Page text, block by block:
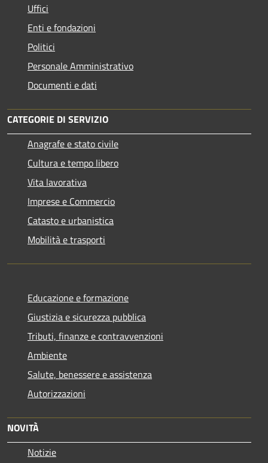
Uffici
Enti e fondazioni
Politici
Personale Amministrativo
Documenti e dati
CATEGORIE DI SERVIZIO
Anagrafe e stato civile
Cultura e tempo libero
Vita lavorativa
Imprese e Commercio
Catasto e urbanistica
Mobilità e trasporti
Educazione e formazione
Giustizia e sicurezza pubblica
Tributi, finanze e contravvenzioni
Ambiente
Salute, benessere e assistenza
Autorizzazioni
NOVITÀ
Notizie